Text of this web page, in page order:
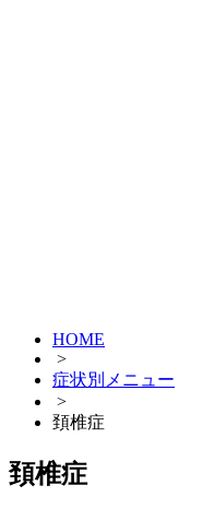
HOME
>
症状別メニュー
>
頚椎症
頚椎症